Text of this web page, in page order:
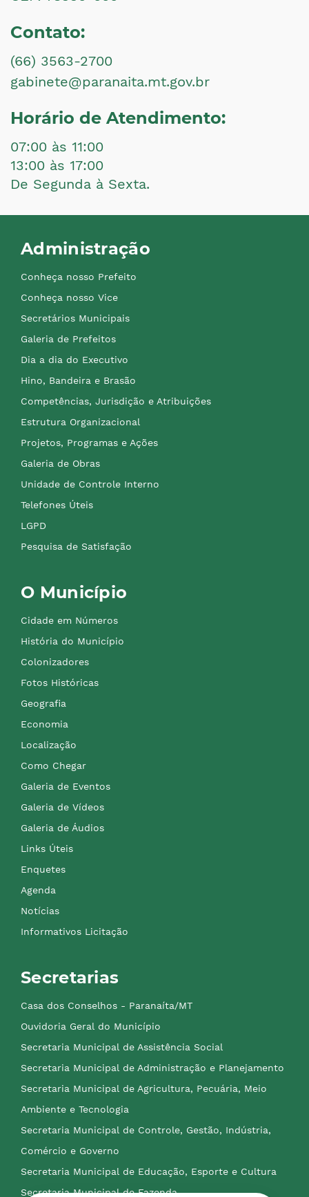
Contato:
(66) 3563-2700
gabinete@paranaita.mt.gov.br
Horário de Atendimento:
07:00 às 11:00
13:00 às 17:00
De Segunda à Sexta.
Administração
Conheça nosso Prefeito
Conheça nosso Vice
Secretários Municipais
Galeria de Prefeitos
Dia a dia do Executivo
Hino, Bandeira e Brasão
Competências, Jurisdição e Atribuições
Estrutura Organizacional
Projetos, Programas e Ações
Galeria de Obras
Unidade de Controle Interno
Telefones Úteis
LGPD
Pesquisa de Satisfação
O Município
Cidade em Números
História do Município
Colonizadores
Fotos Históricas
Geografia
Economia
Localização
Como Chegar
Galeria de Eventos
Galeria de Vídeos
Galeria de Áudios
Links Úteis
Enquetes
Agenda
Notícias
Informativos Licitação
Secretarias
Casa dos Conselhos - Paranaíta/MT
Ouvidoria Geral do Município
Secretaria Municipal de Assistência Social
Secretaria Municipal de Administração e Planejamento
Secretaria Municipal de Agricultura, Pecuária, Meio
Ambiente e Tecnologia
Secretaria Municipal de Controle, Gestão, Indústria,
Comércio e Governo
Secretaria Municipal de Educação, Esporte e Cultura
Secretaria Municipal de Fazenda